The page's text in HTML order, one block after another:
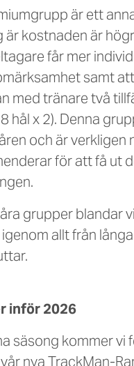
är ett
kostnaden är
får mer
samt
med tränare två
hål x 2). Denna
och är verkligen
för att få ut
grupper blandar
allt från
inför 2026
säsong kommer